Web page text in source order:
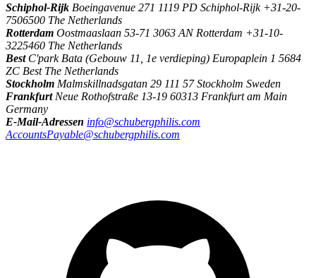
Schiphol-Rijk Boeingavenue 271 1119 PD Schiphol-Rijk +31-20-
7506500 The Netherlands
Rotterdam Oostmaaslaan 53-71 3063 AN Rotterdam +31-10-
3225460 The Netherlands
Best C'park Bata (Gebouw 11, 1e verdieping) Europaplein 1 5684
ZC Best The Netherlands
Stockholm Malmskillnadsgatan 29 111 57 Stockholm Sweden
Frankfurt Neue Rothofstraße 13-19 60313 Frankfurt am Main
Germany
E-Mail-Adressen info@schubergphilis.com
AccountsPayable@schubergphilis.com